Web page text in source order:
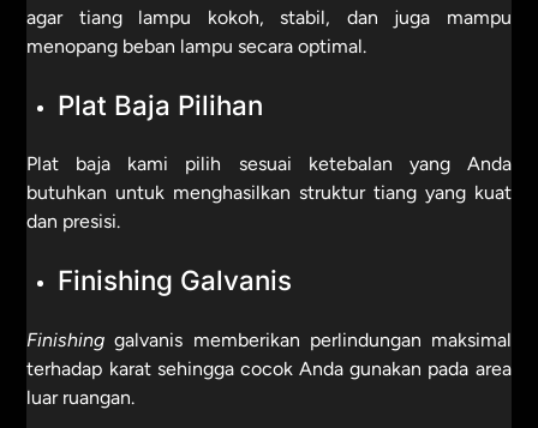
agar tiang lampu kokoh, stabil, dan juga mampu
menopang beban lampu secara optimal.
Plat Baja Pilihan
Plat baja kami pilih sesuai ketebalan yang Anda
butuhkan untuk menghasilkan struktur tiang yang kuat
dan presisi.
Finishing Galvanis
Finishing galvanis memberikan perlindungan maksimal
terhadap karat sehingga cocok Anda gunakan pada area
luar ruangan.